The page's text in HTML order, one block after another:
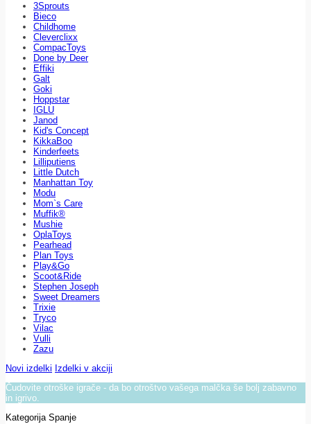
3Sprouts
Bieco
Childhome
Cleverclixx
CompacToys
Done by Deer
Effiki
Galt
Goki
Hoppstar
IGLU
Janod
Kid's Concept
KikkaBoo
Kinderfeets
Lilliputiens
Little Dutch
Manhattan Toy
Modu
Mom`s Care
Muffik®
Mushie
OplaToys
Pearhead
Plan Toys
Play&Go
Scoot&Ride
Stephen Joseph
Sweet Dreamers
Trixie
Tryco
Vilac
Vulli
Zazu
Novi izdelki Izdelki v akciji
Čudovite otroške igrače - da bo otroštvo vašega malčka še bolj zabavno
in igrivo.
Kategorija Spanje